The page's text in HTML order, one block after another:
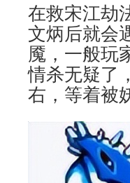
在救宋江劫
文炳后就会
魇，一般玩
情杀无疑了
右，等着被